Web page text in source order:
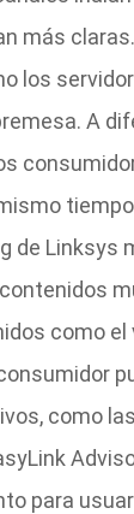
más
los
A
de Linksys
como
como
para